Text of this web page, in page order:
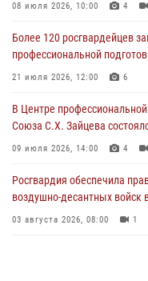
на охранника торгового
В Главном управлении
работы подразделений за
08 июля 2026, 10:00 4
Более 120 росгвардейцев
профессиональной
21 июля 2026, 12:00 6
В Центре
Союза С.Х. Зайцева
09 июля 2026, 14:00 4
Росгвардия обеспечила
воздушно-десантных войск
03 августа 2026, 08:00 1